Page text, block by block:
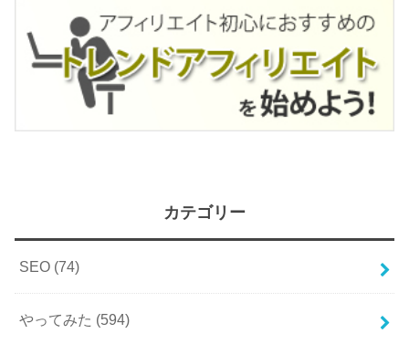
カテゴリー
SEO (74)
やってみた (594)